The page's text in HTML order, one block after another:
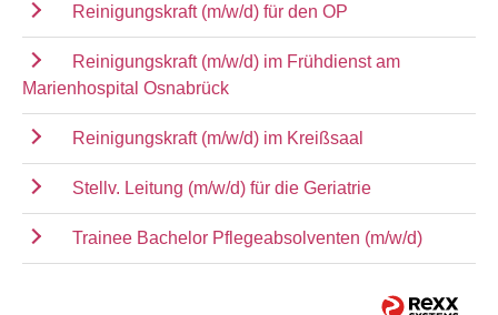
Reinigungskraft (m/w/d) für den OP
Reinigungskraft (m/w/d) im Frühdienst am
Marienhospital Osnabrück
Reinigungskraft (m/w/d) im Kreißsaal
Stellv. Leitung (m/w/d) für die Geriatrie
Trainee Bachelor Pflegeabsolventen (m/w/d)